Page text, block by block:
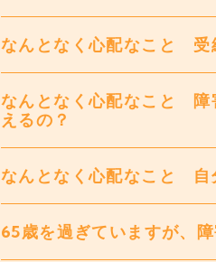
なんとなく心配なこと 受
なんとなく心配なこと 障
えるの？
なんとなく心配なこと 自
65歳を過ぎていますが、